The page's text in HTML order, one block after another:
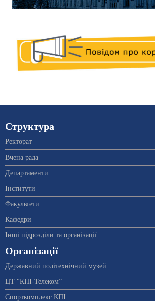
Структура
Ректорат
Вчена рада
Департаменти
Інститути
Факультети
Кафедри
Інші підрозділи та організації
Організації
Державний політехнічний музей
ЦТ “КПІ-Телеком”
Спорткомплекс КПІ